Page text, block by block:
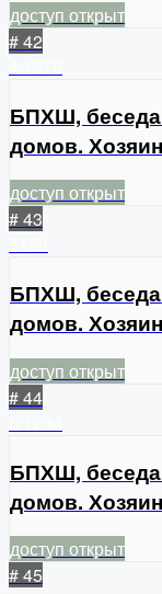
доступ открыт
# 42
БПХШ, беседа
домов.
доступ открыт
# 43
БПХШ, беседа
домов.
доступ открыт
# 44
БПХШ, беседа
домов.
доступ открыт
# 45